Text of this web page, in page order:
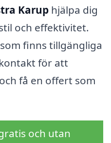
Karup hjälpa dig
och effektivitet.
finns tillgängliga
för att
få en offert som
och utan